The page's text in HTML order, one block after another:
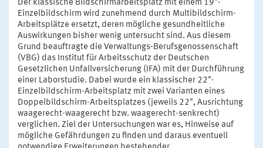
Der klassische Bildschirmarbeitsplatz mit einem 19"-
Einzelbildschirm wird zunehmend durch Multibildschirm-
Arbeitsplätze ersetzt, deren mögliche gesundheitliche
Auswirkungen bisher wenig untersucht sind. Aus diesem
Grund beauftragte die Verwaltungs-Berufsgenossenschaft
(VBG) das Institut für Arbeitsschutz der Deutschen
Gesetzlichen Unfallversicherung (IFA) mit der Durchführung
einer Laborstudie. Dabei wurde ein klassischer 22"-
Einzelbildschirm-Arbeitsplatz mit zwei Varianten eines
Doppelbildschirm-Arbeitsplatzes (jeweils 22", Ausrichtung
waagerecht-waagerecht bzw. waagerecht-senkrecht)
verglichen. Ziel der Untersuchungen war es, Hinweise auf
mögliche Gefährdungen zu finden und daraus eventuell